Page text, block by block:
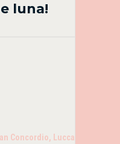
luna!
Concordio, Lucca